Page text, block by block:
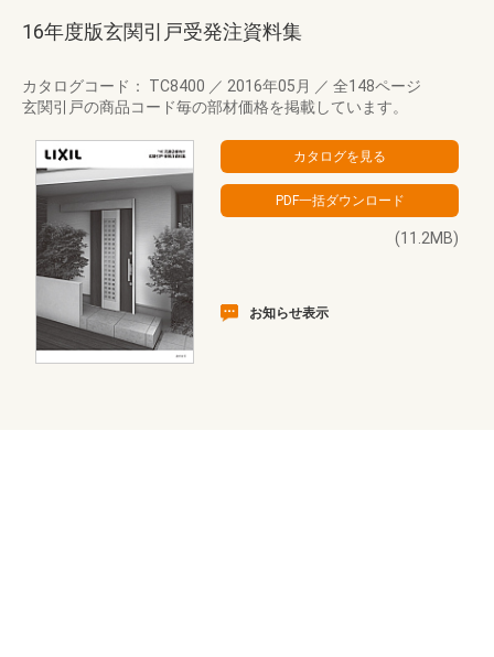
16年度版玄関引戸受発注資料集
カタログコード： TC8400 ／ 2016年05月 ／ 全148ページ
玄関引戸の商品コード毎の部材価格を掲載しています。
(11.2MB)
お知らせ表示